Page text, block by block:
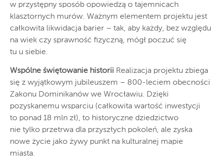
w przystępny sposób opowiedzą o tajemnicach
klasztornych murów. Ważnym elementem projektu jest
całkowita likwidacja barier – tak, aby każdy, bez względu
na wiek czy sprawność fizyczną, mógł poczuć się
tu u siebie.
Wspólne świętowanie historii Realizacja projektu zbiega
się z wyjątkowym jubileuszem – 800-leciem obecności
Zakonu Dominikanów we Wrocławiu. Dzięki
pozyskanemu wsparciu (całkowita wartość inwestycji
to ponad 18 mln zł), to historyczne dziedzictwo
nie tylko przetrwa dla przyszłych pokoleń, ale zyska
nowe życie jako żywy punkt na kulturalnej mapie
miasta.